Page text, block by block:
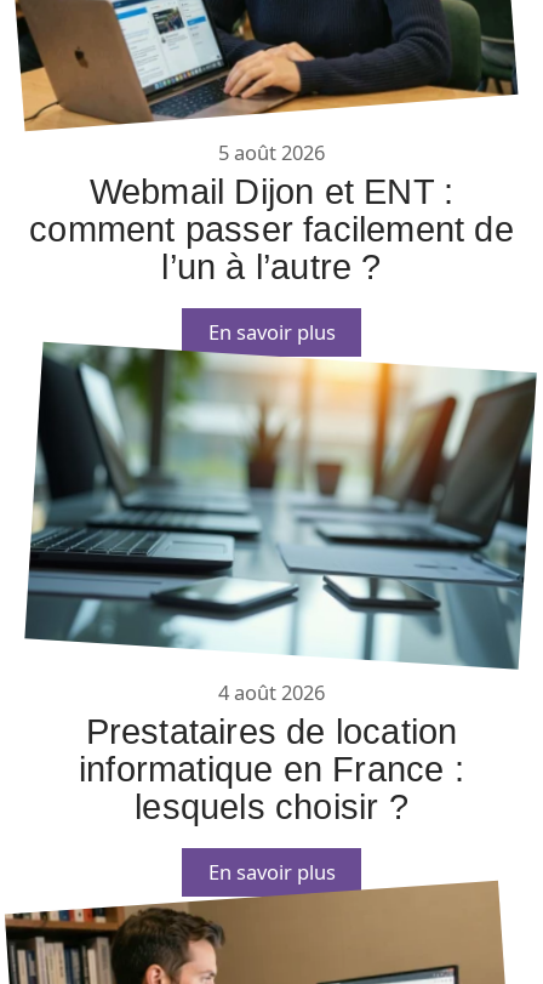
5 août 2026
Webmail Dijon et ENT :
comment passer facilement de
l’un à l’autre ?
En savoir plus
4 août 2026
Prestataires de location
informatique en France :
lesquels choisir ?
En savoir plus